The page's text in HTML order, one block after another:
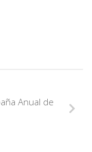
Anual de